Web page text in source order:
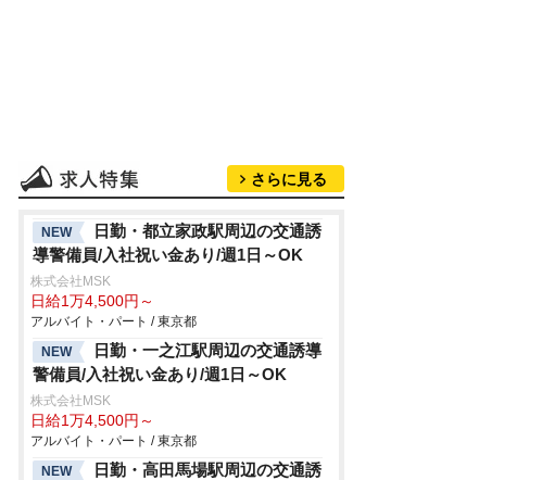
さらに見る
NEW
日勤・都立家政駅周辺の交通誘
導警備員/入社祝い金あり/週1日～OK
株式会社MSK
日給1万4,500円～
アルバイト・パート / 東京都
NEW
日勤・一之江駅周辺の交通誘導
警備員/入社祝い金あり/週1日～OK
株式会社MSK
日給1万4,500円～
アルバイト・パート / 東京都
NEW
日勤・高田馬場駅周辺の交通誘